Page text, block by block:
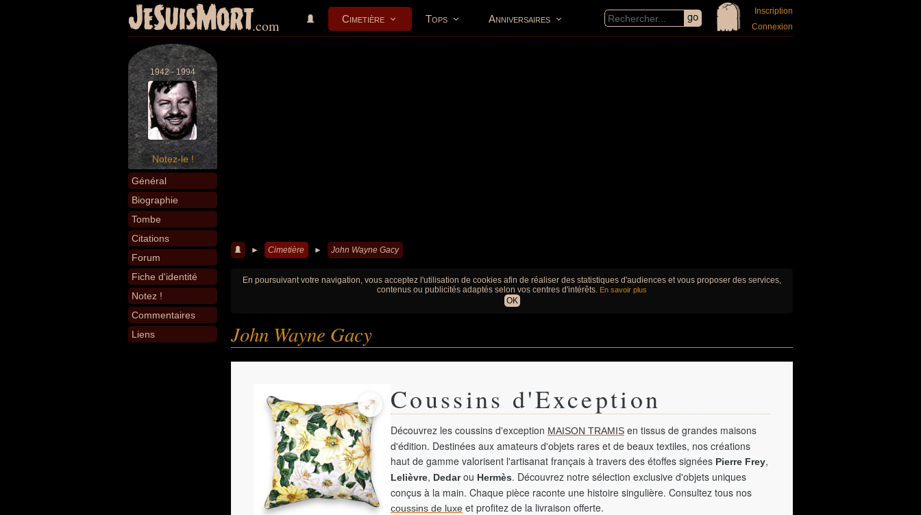
JeSuisMort.com Cimetière Tops Anniversaires
Inscription
Connexion
1942 - 1994
Notez-le !
Général
Biographie
Tombe
Citations
Forum
Fiche d'identité
Notez !
Commentaires
Liens
► Cimetière ► John Wayne Gacy
En poursuivant votre navigation, vous acceptez l'utilisation de cookies afin de réaliser des statistiques d'audiences et vous proposer des services,
contenus ou publicités adaptés selon vos centres d'intérêts. En savoir plus
OK
John Wayne Gacy
Coussins d'Exception
Découvrez les coussins d'exception MAISON TRAMIS en tissus de grandes maisons
d'édition. Destinées aux amateurs d'objets rares et de beaux textiles, nos créations
haut de gamme valorisent l'artisanat français à travers des étoffes signées Pierre Frey,
Lelièvre, Dedarou Hermès. Découvrez notre sélection exclusive d'objets uniques
conçus à la main. Chaque pièce raconte une histoire singulière. Consultez tous nos
coussins de luxe et profitez de la livraison offerte.